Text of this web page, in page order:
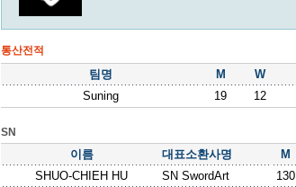
통산전적
팀명 M W
Suning
19 12
SN
이름 대표소환사명 M
SHUO-CHIEH HU
SN SwordArt 130